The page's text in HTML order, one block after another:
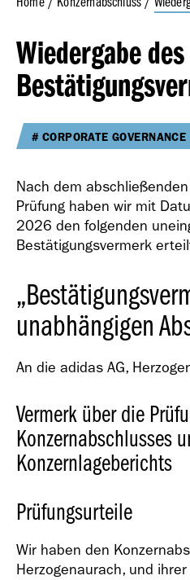
Versicherung der gesetzlichen
Wiedergabe des
Prüfungsvermerk des
Geschäfts­bericht
2023
2022
2021
Geschäfts­bericht
2020
Wiedergabe des
CORPORATE GOVERNANCE
Nach dem
Prüfung haben wir mit
2026 den folgenden
Bestätigungsvermerk
unabhängigen
An die adidas AG,
Vermerk über die
Konzernabschlusses
Konzernlageberichts
Prüfungsurteile
Wir haben den
Herzogenaurach, und